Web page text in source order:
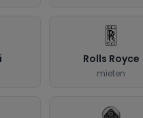
Rolls Royce
mieten